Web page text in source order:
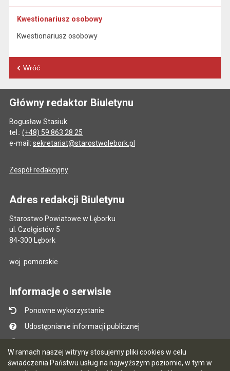
W ramach naszej witryny stosujemy pliki cookies w celu
świadczenia Państwu usług na najwyższym poziomie, w tym w
Kwestionariusz osobowy
Kwestionariusz osobowy
Wróć
Główny redaktor Biuletynu
Bogusław Stasiuk
tel.: (+48) 59 863 28 25
e-mail: sekretariat@starostwolebork.pl
Zespół redakcyjny
Adres redakcji Biuletynu
Starostwo Powiatowe w Lęborku
ul. Czołgistów 5
84-300 Lębork
woj. pomorskie
Informacje o serwisie
Ponowne wykorzystanie
Udostępnianie informacji publicznej
Instrukcja obsługi